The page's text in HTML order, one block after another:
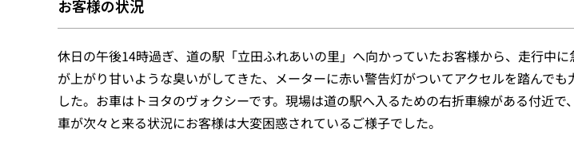
お客様の状況
休日の午後14時過ぎ、道の駅「立田ふれあいの里」へ向かっていたお客様から、走行中
が上がり甘いような臭いがしてきた、メーターに赤い警告灯がついてアクセルを踏んで
した。お車はトヨタのヴォクシーです。現場は道の駅へ入るための右折車線がある付近
車が次々と来る状況にお客様は大変困惑されているご様子でした。